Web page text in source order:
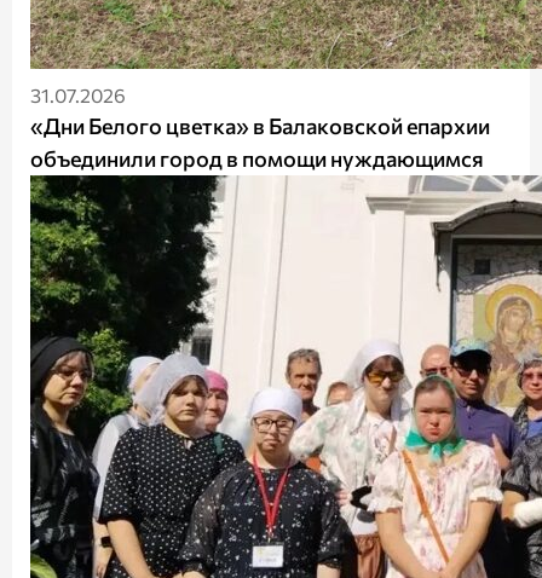
31.07.2026
«Дни Белого цветка» в Балаковской епархии
объединили город в помощи нуждающимся